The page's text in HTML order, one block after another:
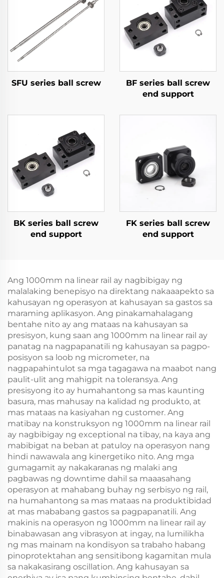
SFU series ball screw
BF series ball screw
end support
BK series ball screw
end support
FK series ball screw
end support
Ang 1000mm na linear rail ay nagbibigay ng
malalaking benepisyo na direktang nakaaapekto sa
kahusayan ng operasyon at kahusayan sa gastos sa
maraming aplikasyon. Ang pinakamahalagang
bentahe nito ay ang mataas na kahusayan sa
presisyon, kung saan ang 1000mm na linear rail ay
panatag na nagpapanatili ng kahusayan sa pagpo-
posisyon sa loob ng micrometer, na
nagpapahintulot sa mga tagagawa na maabot nang
paulit-ulit ang mahigpit na toleransya. Ang
presisyong ito ay humahantong sa mas kaunting
basura, mas mahusay na kalidad ng produkto, at
mas mataas na kasiyahan ng customer. Ang
matibay na konstruksyon ng 1000mm na linear rail
ay nagbibigay ng exceptional na tibay, na kaya ang
mabibigat na beban at patuloy na operasyon nang
hindi nawawala ang kinergetiko nito. Ang mga
gumagamit ay nakakaranas ng malaki ang
pagbawas ng downtime dahil sa maaasahang
operasyon at mahabang buhay ng serbisyo ng rail,
na humahantong sa mas mataas na produktibidad
at mas mababang gastos sa pagpapanatili. Ang
makinis na operasyon ng 1000mm na linear rail ay
binabawasan ang vibrasyon at ingay, na lumilikha
ng mas mainam na kondisyon sa trabaho habang
pinoprotektahan ang sensitibong kagamitan mula
sa nakakasirang oscillation. Ang kahusayan sa